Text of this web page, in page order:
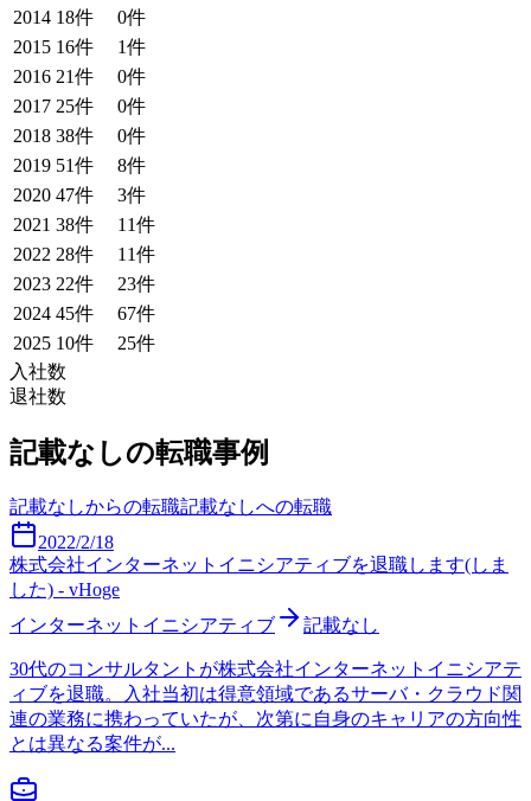
2014 18件 0件
2015 16件 1件
2016 21件 0件
2017 25件 0件
2018 38件 0件
2019 51件 8件
2020 47件 3件
2021 38件 11件
2022 28件 11件
2023 22件 23件
2024 45件 67件
2025 10件 25件
入社数
退社数
記載なしの転職事例
記載なしからの転職記載なしへの転職
2022/2/18
株式会社インターネットイニシアティブを退職します(しま
した) - vHoge
インターネットイニシアティブ
記載なし
30代のコンサルタントが株式会社インターネットイニシアテ
ィブを退職。入社当初は得意領域であるサーバ・クラウド関
連の業務に携わっていたが、次第に自身のキャリアの方向性
とは異なる案件が...